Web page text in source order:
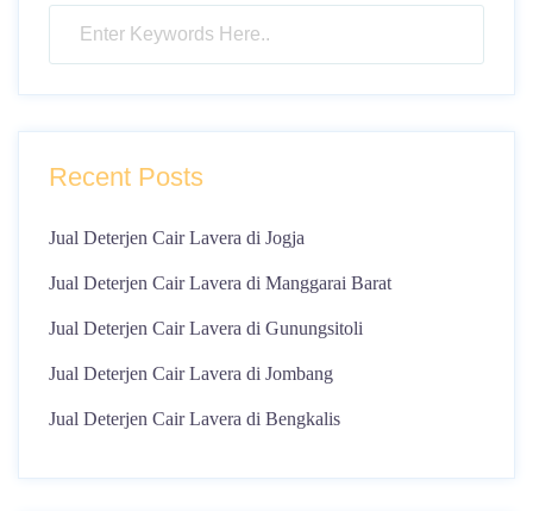
Recent Posts
Jual Deterjen Cair Lavera di Jogja
Jual Deterjen Cair Lavera di Manggarai Barat
Jual Deterjen Cair Lavera di Gunungsitoli
Jual Deterjen Cair Lavera di Jombang
Jual Deterjen Cair Lavera di Bengkalis